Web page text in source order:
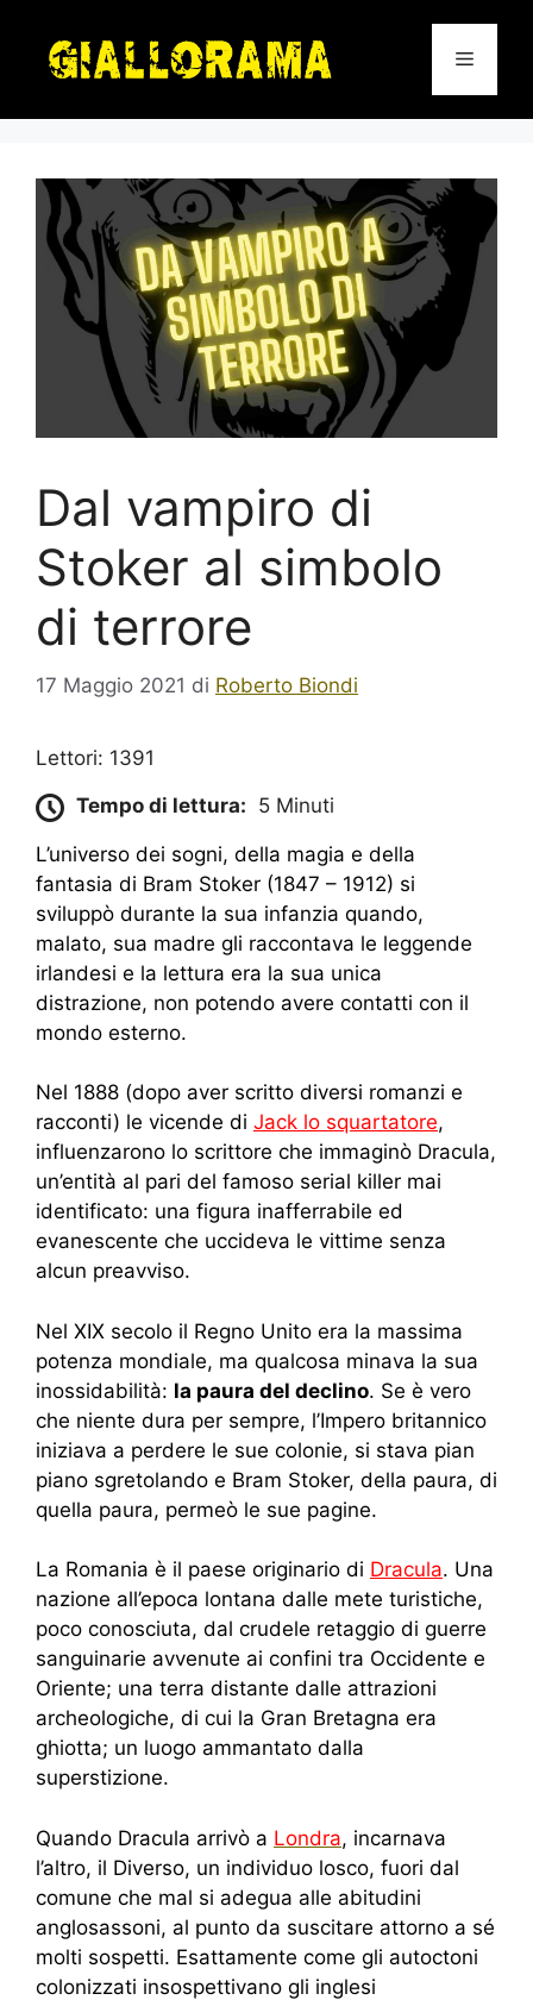
contenuto
Menu
Dal vampiro di
Stoker al simbolo
di terrore
17 Maggio 2021 di Roberto Biondi
Lettori: 1391
Tempo di lettura: 5 Minuti
L’universo dei sogni, della magia e della
fantasia di Bram Stoker (1847 – 1912) si
sviluppò durante la sua infanzia quando,
malato, sua madre gli raccontava le leggende
irlandesi e la lettura era la sua unica
distrazione, non potendo avere contatti con il
mondo esterno.
Nel 1888 (dopo aver scritto diversi romanzi e
racconti) le vicende di Jack lo squartatore,
influenzarono lo scrittore che immaginò Dracula,
un’entità al pari del famoso serial killer mai
identificato: una figura inafferrabile ed
evanescente che uccideva le vittime senza
alcun preavviso.
Nel XIX secolo il Regno Unito era la massima
potenza mondiale, ma qualcosa minava la sua
inossidabilità: la paura del declino. Se è vero
che niente dura per sempre, l’Impero britannico
iniziava a perdere le sue colonie, si stava pian
piano sgretolando e Bram Stoker, della paura, di
quella paura, permeò le sue pagine.
La Romania è il paese originario di Dracula. Una
nazione all’epoca lontana dalle mete turistiche,
poco conosciuta, dal crudele retaggio di guerre
sanguinarie avvenute ai confini tra Occidente e
Oriente; una terra distante dalle attrazioni
archeologiche, di cui la Gran Bretagna era
ghiotta; un luogo ammantato dalla
superstizione.
Quando Dracula arrivò a Londra, incarnava
l’altro, il Diverso, un individuo losco, fuori dal
comune che mal si adegua alle abitudini
anglosassoni, al punto da suscitare attorno a sé
molti sospetti. Esattamente come gli autoctoni
colonizzati insospettivano gli inglesi